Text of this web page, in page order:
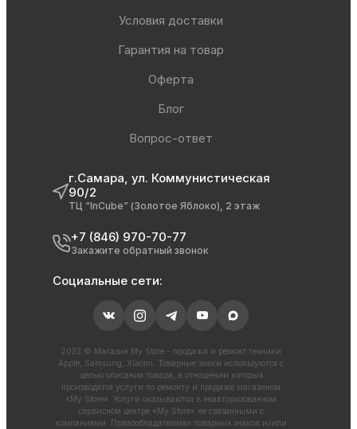
Условия доставки
Гарантия на товар
Оферта
Блог
Вопрос-ответ
г.Самара, ул. Коммунистическая
90/2
ТЦ “InCube” (Золотое Яблоко), 2 этаж
+7 (846) 970-70-77
Закажите обратный звонок
Социальные сети:
2023 © Магазин My Store - продажа и ремонт техники
Apple, Samsung, Xiaomi. Товарные знаки используются с
целью описания товара, в отношении которых
производятся услуги по ремонту и продаже магазином
«My Store». Услуги оказываются в неавторизованном
сервисном центре «My Store» не связанными с
компаниями. Правообладателями товарных знаков и/или